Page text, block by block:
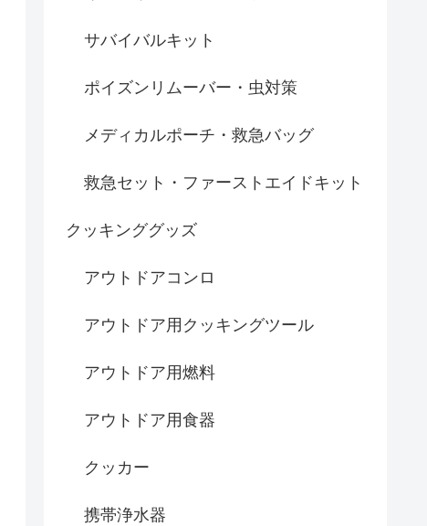
サバイバルキット
ポイズンリムーバー・虫対策
メディカルポーチ・救急バッグ
救急セット・ファーストエイドキット
クッキンググッズ
アウトドアコンロ
アウトドア用クッキングツール
アウトドア用燃料
アウトドア用食器
クッカー
携帯浄水器